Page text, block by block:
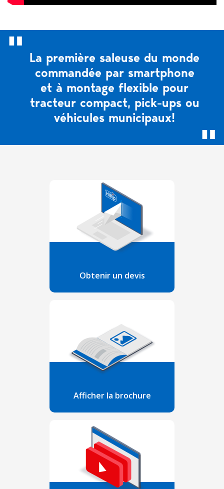
La première saleuse du monde
commandée par smartphone
et à montage flexible pour
tracteur compact, pick-ups ou
véhicules municipaux!
Afficher la brochure
Obtenir un devis